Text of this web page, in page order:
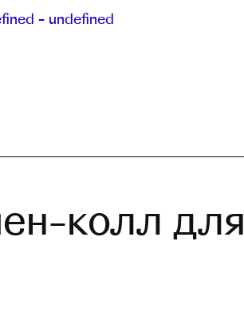
- undefined
колл для